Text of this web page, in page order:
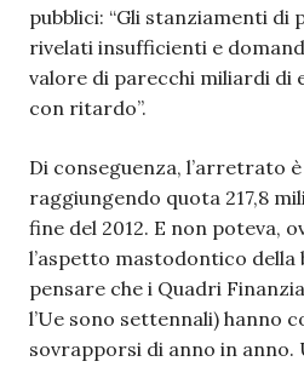
pubblici: “Gli stanziamenti di
rivelati insufficienti e
valore di parecchi miliardi di
con ritardo”.
Di conseguenza, l’arretrato
raggiungendo quota 217,8
fine del 2012. E non poteva,
l’aspetto mastodontico della
pensare che i Quadri
l’Ue sono settennali) hanno
sovrapporsi di anno in anno.